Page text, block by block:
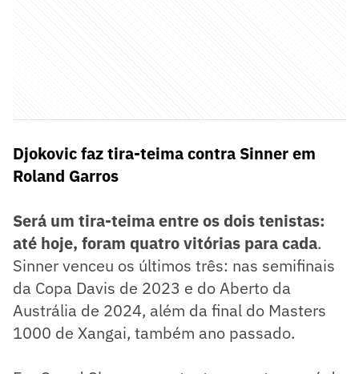
Djokovic faz tira-teima contra Sinner em
Roland Garros
Será um tira-teima entre os dois tenistas:
até hoje, foram quatro vitórias para cada.
Sinner venceu os últimos três: nas semifinais
da Copa Davis de 2023 e do Aberto da
Austrália de 2024, além da final do Masters
1000 de Xangai, também ano passado.